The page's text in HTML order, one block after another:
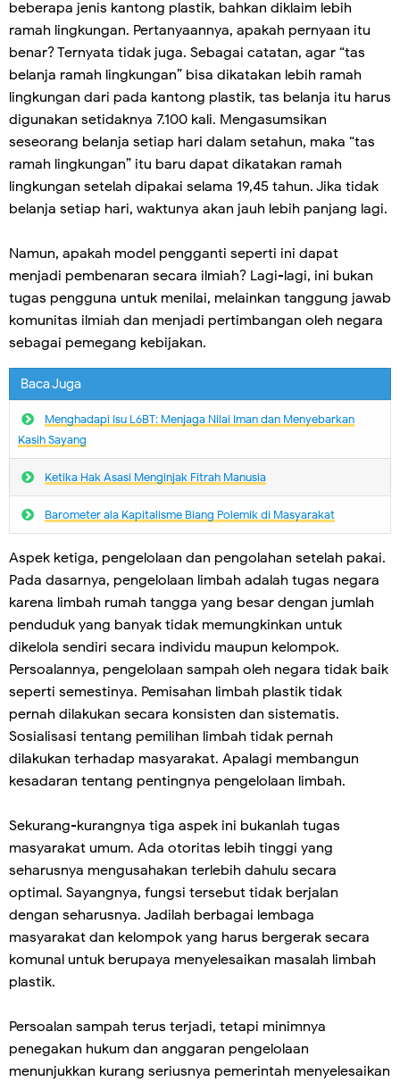
beberapa jenis kantong plastik, bahkan diklaim lebih
ramah lingkungan. Pertanyaannya, apakah pernyaan itu
benar? Ternyata tidak juga. Sebagai catatan, agar “tas
belanja ramah lingkungan” bisa dikatakan lebih ramah
lingkungan dari pada kantong plastik, tas belanja itu harus
digunakan setidaknya 7.100 kali. Mengasumsikan
seseorang belanja setiap hari dalam setahun, maka “tas
ramah lingkungan” itu baru dapat dikatakan ramah
lingkungan setelah dipakai selama 19,45 tahun. Jika tidak
belanja setiap hari, waktunya akan jauh lebih panjang lagi.
Namun, apakah model pengganti seperti ini dapat
menjadi pembenaran secara ilmiah? Lagi-lagi, ini bukan
tugas pengguna untuk menilai, melainkan tanggung jawab
komunitas ilmiah dan menjadi pertimbangan oleh negara
sebagai pemegang kebijakan.
Baca Juga
Menghadapi Isu L6BT: Menjaga Nilai Iman dan Menyebarkan
Kasih Sayang
Ketika Hak Asasi Menginjak Fitrah Manusia
Barometer ala Kapitalisme Biang Polemik di Masyarakat
Aspek ketiga, pengelolaan dan pengolahan setelah pakai.
Pada dasarnya, pengelolaan limbah adalah tugas negara
karena limbah rumah tangga yang besar dengan jumlah
penduduk yang banyak tidak memungkinkan untuk
dikelola sendiri secara individu maupun kelompok.
Persoalannya, pengelolaan sampah oleh negara tidak baik
seperti semestinya. Pemisahan limbah plastik tidak
pernah dilakukan secara konsisten dan sistematis.
Sosialisasi tentang pemilihan limbah tidak pernah
dilakukan terhadap masyarakat. Apalagi membangun
kesadaran tentang pentingnya pengelolaan limbah.
Sekurang-kurangnya tiga aspek ini bukanlah tugas
masyarakat umum. Ada otoritas lebih tinggi yang
seharusnya mengusahakan terlebih dahulu secara
optimal. Sayangnya, fungsi tersebut tidak berjalan
dengan seharusnya. Jadilah berbagai lembaga
masyarakat dan kelompok yang harus bergerak secara
komunal untuk berupaya menyelesaikan masalah limbah
plastik.
Persoalan sampah terus terjadi, tetapi minimnya
penegakan hukum dan anggaran pengelolaan
menunjukkan kurang seriusnya pemerintah menyelesaikan